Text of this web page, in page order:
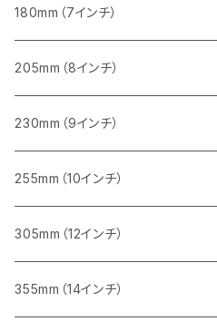
一般道路カッター用
405mm（16インチ）
一般道路カッター用
455ｍｍ（18インチ）
一般道路カッター用
コンクリート切断用
ブロック切断用
レンガ切断用
インターロッキング切断用
鋳鉄管切断用
ヒューム管・U字溝切断用
みかげ石（御影石）切断用
コンクリート切断用
ブロック切断用
レンガ切断用
インターロッキング切断用
鋳鉄管切断用
みかげ石（御影石）切断用
コンクリート切断用
ブロック切断用
レンガ切断用
インターロッキング切断用
鋳鉄管切断用
180mm（7インチ）
みかげ石（御影石）切断用
コンクリート切断用
ブロック切断用
レンガ切断用
インターロッキング切断用
205mm（8インチ）
みかげ石（御影石）切断用
コンクリート切断用
ブロック切断用
レンガ切断用
230mm（9インチ）
みかげ石（御影石）切断用
コンクリート切断用
ブロック切断用
255mm（10インチ）
コンクリート切断用
一般道路カッター用
ブロック切断用
305mm（12インチ）
みかげ石（御影石）切断用
355mm（14インチ）